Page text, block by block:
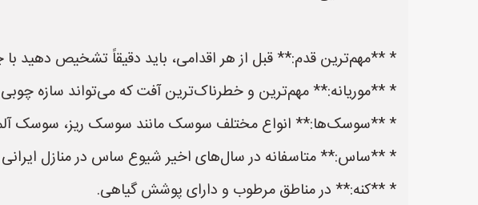
* **مهم‌ترین قدم:** قبل از هر اقدامی، باید دقیقاً تشخیص دهید با
* **موریانه:** مهم‌ترین و خطرناک‌ترین آفت که می‌تواند سازه
* **سوسک‌ها:** انواع مختلف سوسک مانند سوسک ریز، سوسک
* **ساس:** متاسفانه در سال‌های اخیر شیوع ساس در منازل
* **کنه:** در مناطق مرطوب و دارای پوشش گیاهی.